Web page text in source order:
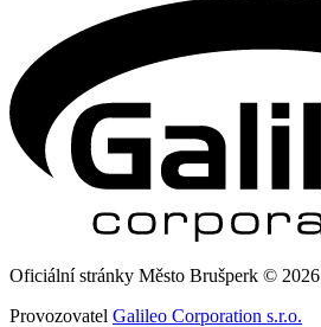
Oficiální stránky Město Brušperk © 2026
Provozovatel Galileo Corporation s.r.o.